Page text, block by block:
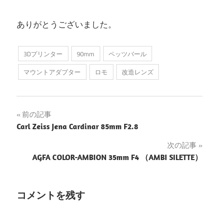
ありがとうございました。
3Dプリンター 90mm
ペッツバール
マウントアダプター
ロモ 改造レンズ
投
稿
ゲ
前の記事
Carl Zeiss Jena Cardinar 85mm F2.8
次の記事
AGFA COLOR-AMBION 35mm F4 （AMBI SILETTE）
コメントを残す